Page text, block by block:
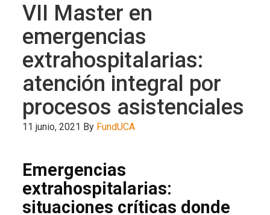
VII Master en
emergencias
extrahospitalarias:
atención integral por
procesos asistenciales
11 junio, 2021 By FundUCA
Emergencias
extrahospitalarias:
situaciones críticas donde